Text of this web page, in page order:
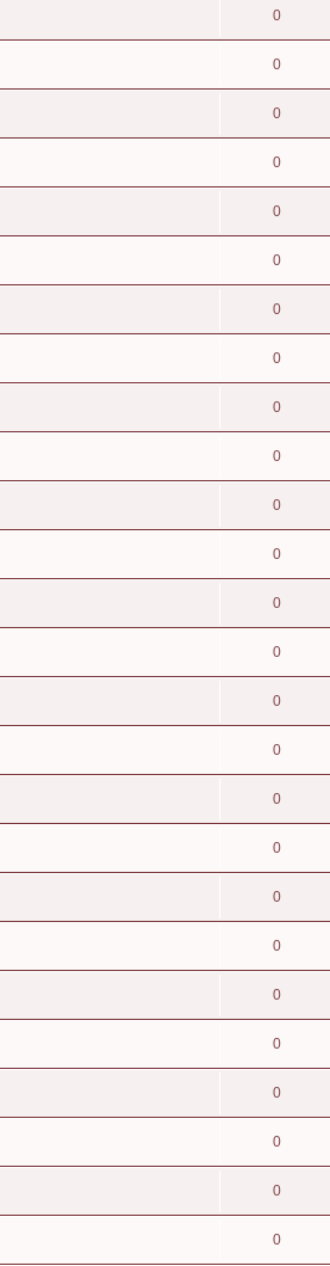
0
0
0
0
0
0
0
0
0
0
0
0
0
0
0
0
0
0
0
0
0
0
0
0
0
0